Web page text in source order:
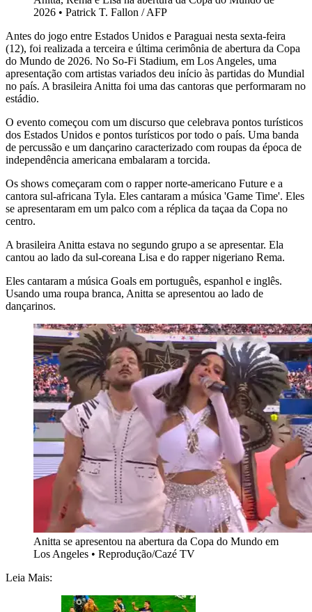
2026 • Patrick T. Fallon / AFP
Antes do jogo entre Estados Unidos e Paraguai nesta sexta-feira
(12), foi realizada a terceira e última cerimônia de abertura da Copa
do Mundo de 2026. No So-Fi Stadium, em Los Angeles, uma
apresentação com artistas variados deu início às partidas do Mundial
no país. A brasileira Anitta foi uma das cantoras que performaram no
estádio.
O evento começou com um discurso que celebrava pontos turísticos
dos Estados Unidos e pontos turísticos por todo o país. Uma banda
de percussão e um dançarino caracterizado com roupas da época de
independência americana embalaram a torcida.
Os shows começaram com o rapper norte-americano Future e a
cantora sul-africana Tyla. Eles cantaram a música 'Game Time'. Eles
se apresentaram em um palco com a réplica da taçaa da Copa no
centro.
A brasileira Anitta estava no segundo grupo a se apresentar. Ela
cantou ao lado da sul-coreana Lisa e do rapper nigeriano Rema.
Eles cantaram a música Goals em português, espanhol e inglês.
Usando uma roupa branca, Anitta se apresentou ao lado de
dançarinos.
Anitta se apresentou na abertura da Copa do Mundo em
Los Angeles • Reprodução/Cazé TV
Leia Mais: